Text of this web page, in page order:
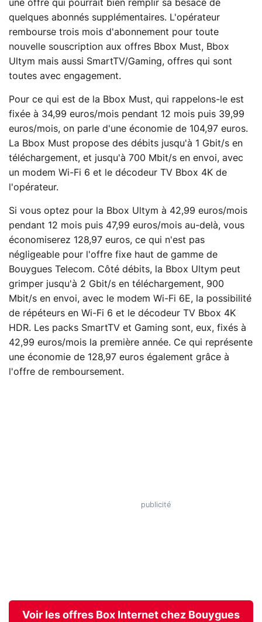
une offre qui pourrait bien remplir sa besace de
quelques abonnés supplémentaires. L'opérateur
rembourse trois mois d'abonnement pour toute
nouvelle souscription aux offres Bbox Must, Bbox
Ultym mais aussi SmartTV/Gaming, offres qui sont
toutes avec engagement.
Pour ce qui est de la Bbox Must, qui rappelons-le est
fixée à 34,99 euros/mois pendant 12 mois puis 39,99
euros/mois, on parle d'une économie de 104,97 euros.
La Bbox Must propose des débits jusqu'à 1 Gbit/s en
téléchargement, et jusqu'à 700 Mbit/s en envoi, avec
un modem Wi-Fi 6 et le décodeur TV Bbox 4K de
l'opérateur.
Si vous optez pour la Bbox Ultym à 42,99 euros/mois
pendant 12 mois puis 47,99 euros/mois au-delà, vous
économiserez 128,97 euros, ce qui n'est pas
négligeable pour l'offre fixe haut de gamme de
Bouygues Telecom. Côté débits, la Bbox Ultym peut
grimper jusqu'à 2 Gbit/s en téléchargement, 900
Mbit/s en envoi, avec le modem Wi-Fi 6E, la possibilité
de répéteurs en Wi-Fi 6 et le décodeur TV Bbox 4K
HDR. Les packs SmartTV et Gaming sont, eux, fixés à
42,99 euros/mois la première année. Ce qui représente
une économie de 128,97 euros également grâce à
l'offre de remboursement.
Voir les offres Box Internet chez Bouygues